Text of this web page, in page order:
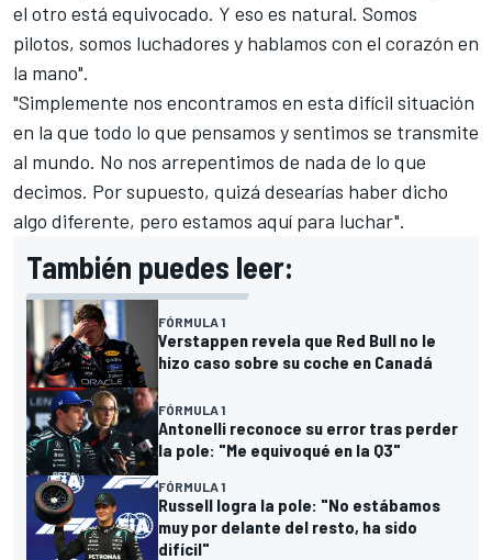
el otro está equivocado. Y eso es natural. Somos
pilotos, somos luchadores y hablamos con el corazón en
la mano".
"Simplemente nos encontramos en esta difícil situación
en la que todo lo que pensamos y sentimos se transmite
al mundo. No nos arrepentimos de nada de lo que
decimos. Por supuesto, quizá desearías haber dicho
algo diferente, pero estamos aquí para luchar".
También puedes leer:
FÓRMULA 1
Verstappen revela que Red Bull no le
hizo caso sobre su coche en Canadá
FÓRMULA 1
Antonelli reconoce su error tras perder
la pole: "Me equivoqué en la Q3"
FÓRMULA 1
Russell logra la pole: "No estábamos
muy por delante del resto, ha sido
difícil"